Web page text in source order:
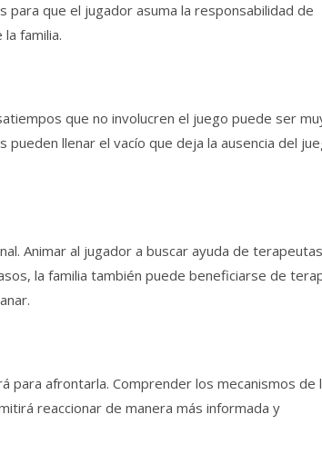
para que el jugador asuma la responsabilidad de
familia.
que no involucren el juego puede ser
llenar el vacío que deja la ausencia del
Animar al jugador a buscar ayuda de
la familia también puede beneficiarse de
para afrontarla. Comprender los mecanismos de
reaccionar de manera más informada y